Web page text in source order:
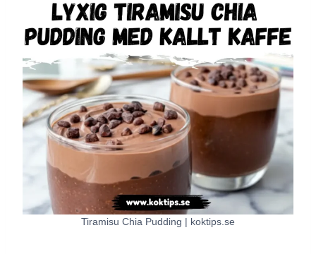
Tiramisu Chia Pudding | koktips.se